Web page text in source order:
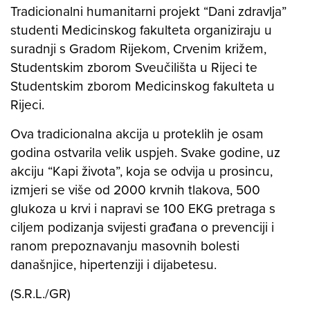
Tradicionalni humanitarni projekt “Dani zdravlja”
studenti Medicinskog fakulteta organiziraju u
suradnji s Gradom Rijekom, Crvenim križem,
Studentskim zborom Sveučilišta u Rijeci te
Studentskim zborom Medicinskog fakulteta u
Rijeci.
Ova tradicionalna akcija u proteklih je osam
godina ostvarila velik uspjeh. Svake godine, uz
akciju “Kapi života”, koja se odvija u prosincu,
izmjeri se više od 2000 krvnih tlakova, 500
glukoza u krvi i napravi se 100 EKG pretraga s
ciljem podizanja svijesti građana o prevenciji i
ranom prepoznavanju masovnih bolesti
današnjice, hipertenziji i dijabetesu.
(S.R.L./GR)